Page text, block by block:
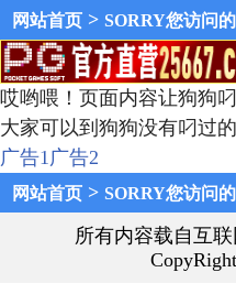
网站首页 > SORRY您访问
哎哟喂！页面内容让狗狗叼
大家可以到狗狗没有叼过
广告1广告2
网站首页 > SORRY您访问
所有内容载自互